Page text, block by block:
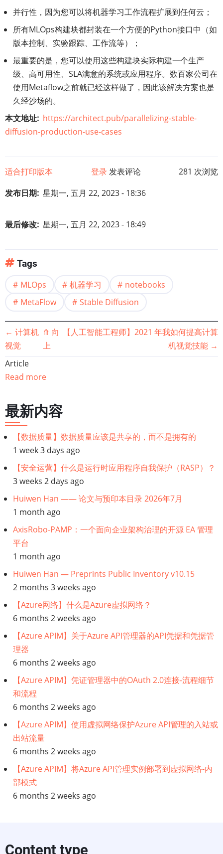
并行性，因为您可以将机器学习工作流程扩展到任何云；
所有MLOps构建块都封装在一个方便的Python接口中（如
版本控制、实验跟踪、工作流等）；
最重要的是，您可以使用这些构建块实际构建一个生产
级、高可用性、SLA满意的系统或应用程序。数百家公司在
使用Metaflow之前就已经这样做了，因此该解决方案也是
久经沙场的。
本文地址 https://architect.pub/parallelizing-stable-
diffusion-production-use-cases
适合打印版本 登录发表评论
281 次浏览
发布日期 星期一, 五月 22, 2023 - 18:36
最后修改 星期一, 五月 22, 2023 - 18:49
Tags
MLOps 机器学习
notebooks
MetaFlow
Stable Diffusion
书
遍
历
链
接：
【MLOps】
生
产
用
例
的
并
行
Stable
Diffusion
← 计算机
视觉
⤊ 向
上
【人工智能工程师】2021 年我如何提高计算
机视觉技能 →
Article
Read more
最新内容
【数据质量】数据质量应该是共享的，而不是拥有的
1 week 3 days ago
【安全运营】什么是运行时应用程序自我保护（RASP）？
3 weeks 2 days ago
Huiwen Han —— 论文与预印本目录 2026年7月
1 month ago
AxisRobo-PAMP：一个面向企业架构治理的开源 EA 管理
平台
1 month ago
Huiwen Han — Preprints Public Inventory v10.15
2 months 3 weeks ago
【Azure网络】什么是Azure虚拟网络？
6 months 2 weeks ago
【Azure APIM】关于Azure API管理器的API凭据和凭据管
理器
6 months 2 weeks ago
【Azure APIM】凭证管理器中的OAuth 2.0连接-流程细节
和流程
6 months 2 weeks ago
【Azure APIM】使用虚拟网络保护Azure API管理的入站或
出站流量
6 months 2 weeks ago
【Azure APIM】将Azure API管理实例部署到虚拟网络-内
部模式
6 months 2 weeks ago
Content type